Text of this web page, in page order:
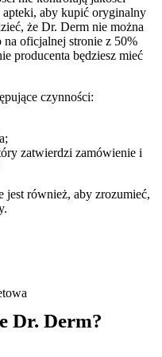
aby kupić oryginalny
że Dr. Derm nie można
oficjalnej stronie z 50%
producenta będziesz mieć
czynności:
zatwierdzi zamówienie i
również, aby zrozumieć,
Dr. Derm?